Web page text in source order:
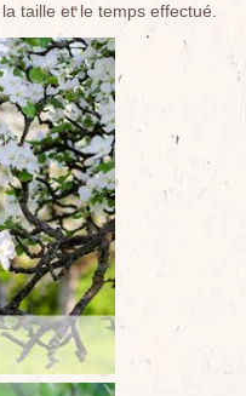
taille et le temps effectué.